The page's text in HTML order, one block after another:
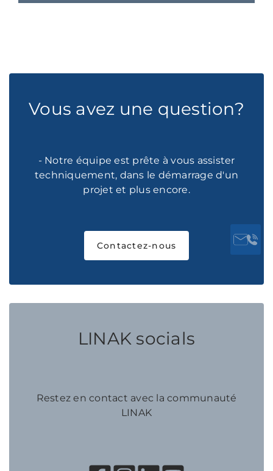
Vous avez une question?
- Notre équipe est prête à vous assister
techniquement, dans le démarrage d'un
projet et plus encore.
Contactez-nous
LINAK socials
Restez en contact avec la communauté
LINAK